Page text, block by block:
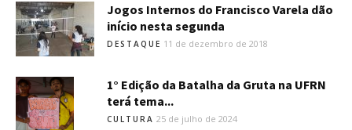
Jogos Internos do Francisco Varela dão
início nesta segunda
DESTAQUE 11 de dezembro de 2018
1° Edição da Batalha da Gruta na UFRN
terá tema...
CULTURA 25 de julho de 2024